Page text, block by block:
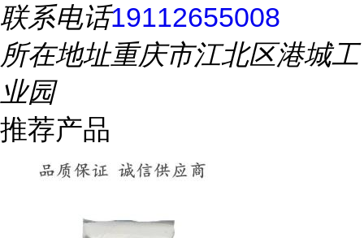
联系电话19112655008
所在地址重庆市江北区港城工
业园
推荐产品